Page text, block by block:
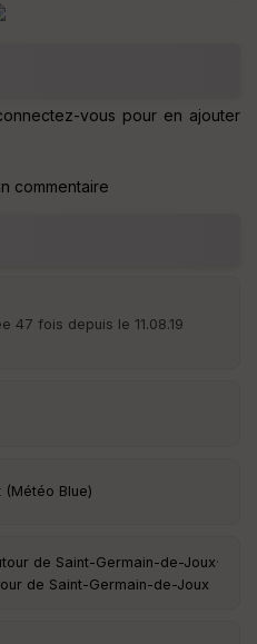
vous pour en ajouter
commentaire
47 fois depuis le 11.08.19
Blue)
de Saint-Germain-de-Joux·
de Saint-Germain-de-Joux